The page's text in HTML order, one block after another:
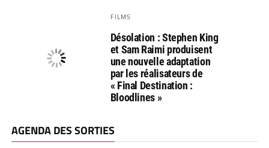
FILMS
Désolation : Stephen King
et Sam Raimi produisent
une nouvelle adaptation
par les réalisateurs de
« Final Destination :
Bloodlines »
AGENDA DES SORTIES